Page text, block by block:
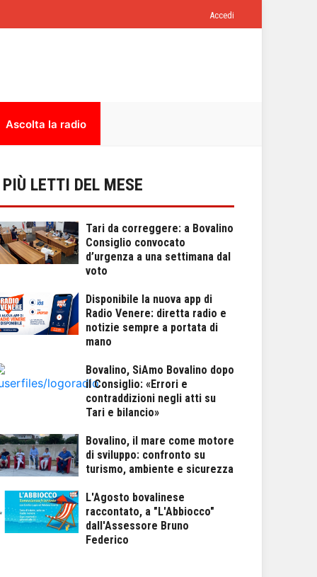
Accedi
Ascolta la radio
LETTI DEL MESE
Tari da correggere: a Bovalino
Consiglio convocato
d’urgenza a una settimana dal
voto
Disponibile la nuova app di
Radio Venere: diretta radio e
notizie sempre a portata di
mano
Bovalino, SiAmo Bovalino dopo
il Consiglio: «Errori e
contraddizioni negli atti su
Tari e bilancio»
Bovalino, il mare come motore
di sviluppo: confronto su
turismo, ambiente e sicurezza
L'Agosto bovalinese
raccontato, a "L'Abbiocco"
dall'Assessore Bruno
Federico